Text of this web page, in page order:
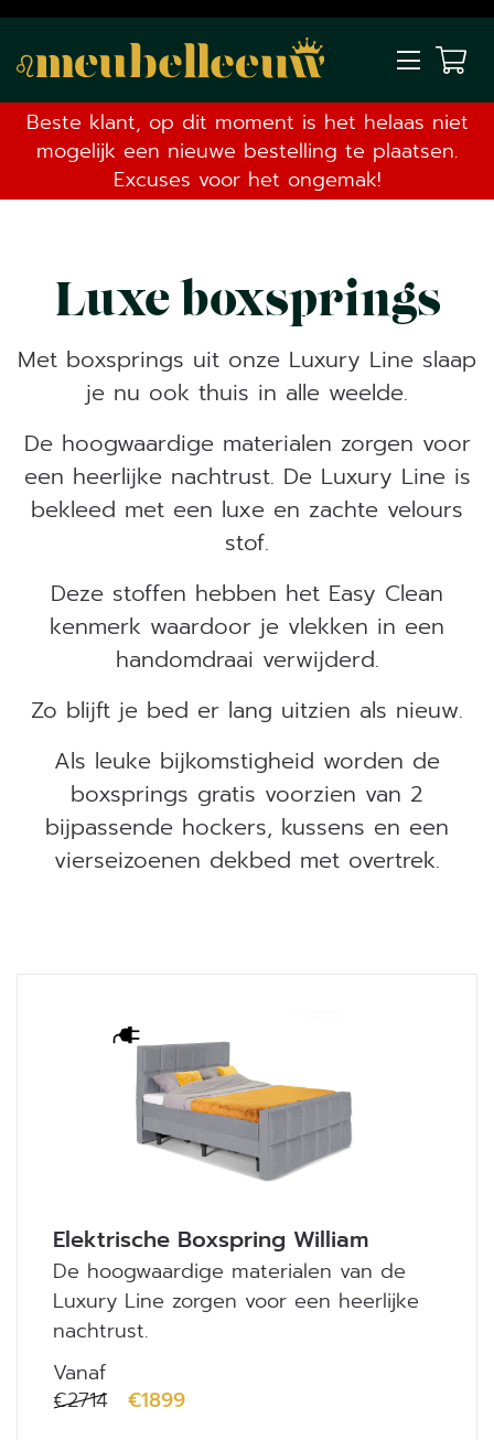
Beste klant, op dit moment is het helaas niet
mogelijk een nieuwe bestelling te plaatsen.
Excuses voor het ongemak!
Luxe boxsprings
Met boxsprings uit onze Luxury Line slaap
je nu ook thuis in alle weelde.
De hoogwaardige materialen zorgen voor
een heerlijke nachtrust. De Luxury Line is
bekleed met een luxe en zachte velours
stof.
Deze stoffen hebben het Easy Clean
kenmerk waardoor je vlekken in een
handomdraai verwijderd.
Zo blijft je bed er lang uitzien als nieuw.
Als leuke bijkomstigheid worden de
boxsprings gratis voorzien van 2
bijpassende hockers, kussens en een
vierseizoenen dekbed met overtrek.
Elektrische Boxspring William
De hoogwaardige materialen van de
Luxury Line zorgen voor een heerlijke
nachtrust.
Vanaf
€2714
€1899